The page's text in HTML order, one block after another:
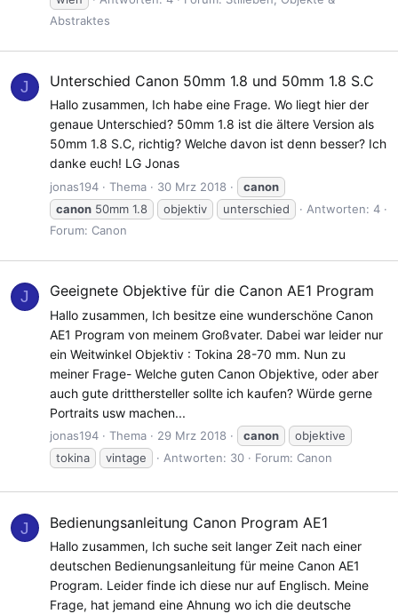
Abstraktes
J Unterschied Canon 50mm 1.8 und 50mm 1.8 S.C
Hallo zusammen, Ich habe eine Frage. Wo liegt hier der
genaue Unterschied? 50mm 1.8 ist die ältere Version als
50mm 1.8 S.C, richtig? Welche davon ist denn besser? Ich
danke euch! LG Jonas
jonas194 Thema 30 Mrz 2018
canon
canon 50mm 1.8 objektiv unterschied
Antworten: 4
Forum: Canon
J Geeignete Objektive für die Canon AE1 Program
Hallo zusammen, Ich besitze eine wunderschöne Canon
AE1 Program von meinem Großvater. Dabei war leider nur
ein Weitwinkel Objektiv : Tokina 28-70 mm. Nun zu
meiner Frage- Welche guten Canon Objektive, oder aber
auch gute dritthersteller sollte ich kaufen? Würde gerne
Portraits usw machen...
jonas194 Thema 29 Mrz 2018 canon
objektive
tokina
vintage Antworten: 30 Forum: Canon
J Bedienungsanleitung Canon Program AE1
Hallo zusammen, Ich suche seit langer Zeit nach einer
deutschen Bedienungsanleitung für meine Canon AE1
Program. Leider finde ich diese nur auf Englisch. Meine
Frage, hat jemand eine Ahnung wo ich die deutsche